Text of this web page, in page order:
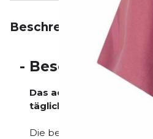
Beschreibung
- Beschreibung
Das adidas adi365
täglichen Läufe und
Die bewährte Climacool-